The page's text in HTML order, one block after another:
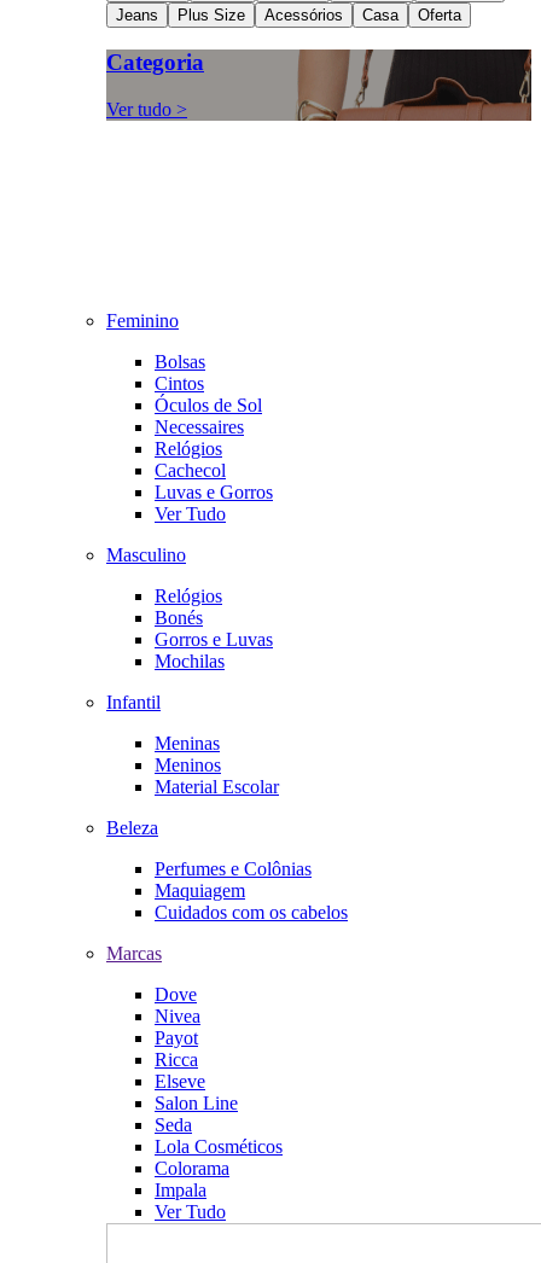
Jeans
Plus Size Acessórios Casa Oferta
Categoria
Ver tudo >
Feminino
Bolsas
Cintos
Óculos de Sol
Necessaires
Relógios
Cachecol
Luvas e Gorros
Ver Tudo
Masculino
Relógios
Bonés
Gorros e Luvas
Mochilas
Infantil
Meninas
Meninos
Material Escolar
Beleza
Perfumes e Colônias
Maquiagem
Cuidados com os cabelos
Marcas
Dove
Nivea
Payot
Ricca
Elseve
Salon Line
Seda
Lola Cosméticos
Colorama
Impala
Ver Tudo